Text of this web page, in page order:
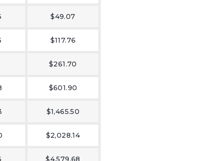
$49.07
$117.76
$261.70
$601.90
$1,465.50
$2,028.14
$4,579.68